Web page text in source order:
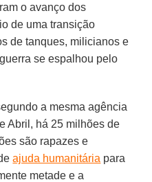
o avanço dos
de uma transição
de tanques, milicianos e
se espalhou pelo
a mesma agência
Abril, há 25 milhões de
são rapazes e
ajuda humanitária para
metade e a